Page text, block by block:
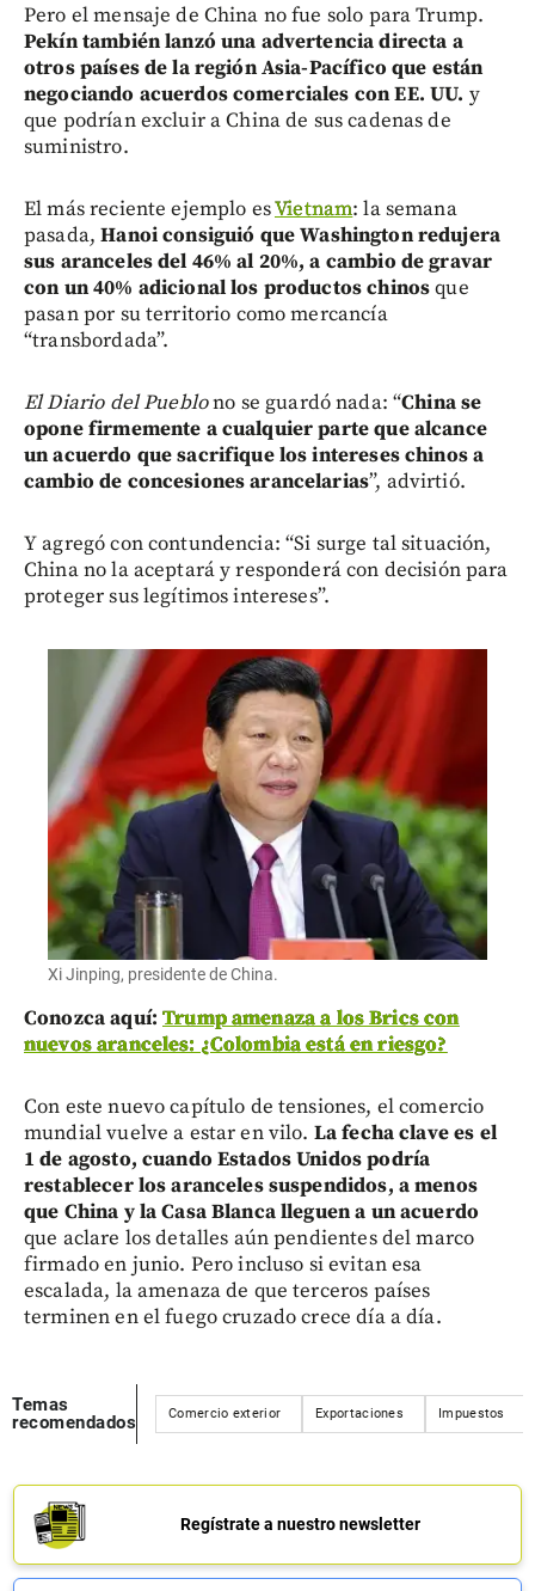
Pero el mensaje de China no fue solo para Trump.
Pekín también lanzó una advertencia directa a
otros países de la región Asia-Pacífico que están
negociando acuerdos comerciales con EE. UU. y
que podrían excluir a China de sus cadenas de
suministro.
El más reciente ejemplo esVietnam: la semana
pasada,Hanoi consiguió que Washington redujera
sus aranceles del 46% al 20%, a cambio de gravar
con un 40% adicional los productos chinosque
pasan por su territorio como mercancía
“transbordada”.
El Diario del Pueblono se guardó nada: “China se
opone firmemente a cualquier parte que alcance
un acuerdo que sacrifique los intereses chinos a
cambio de concesiones arancelarias”, advirtió.
Y agregó con contundencia: “Si surge tal situación,
China no la aceptará y responderá con decisión para
proteger sus legítimos intereses”.
Xi Jinping, presidente de China.
Conozca aquí:Trump amenaza a los Brics con
nuevos aranceles: ¿Colombia está en riesgo?
Con este nuevo capítulo de tensiones, el comercio
mundial vuelve a estar en vilo. La fecha clave es el
1 de agosto, cuando Estados Unidos podría
restablecer los aranceles suspendidos, a menos
que China y la Casa Blanca lleguen a un acuerdo
que aclare los detalles aún pendientes del marco
firmado en junio. Pero incluso si evitan esa
escalada, la amenaza de que terceros países
terminen en el fuego cruzado crece día a día.
Temas
recomendados
Comercio exterior Exportaciones Impuestos
Regístrate a nuestro newsletter